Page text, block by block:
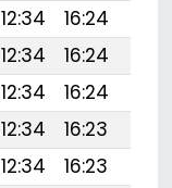
12:34 16:24
12:34 16:24
12:34 16:24
12:34 16:23
12:34 16:23